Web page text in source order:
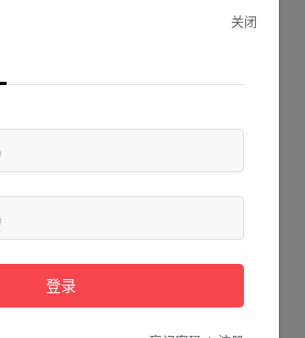
确，或点击下面的按钮返回首页。
关闭
登录